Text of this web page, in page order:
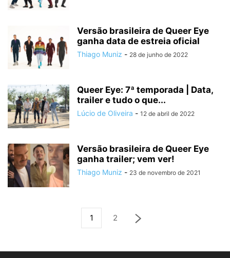
Versão brasileira de Queer Eye
ganha data de estreia oficial
Thiago Muniz - 28 de junho de 2022
Queer Eye: 7ª temporada | Data,
trailer e tudo o que...
Lúcio de Oliveira - 12 de abril de 2022
Versão brasileira de Queer Eye
ganha trailer; vem ver!
Thiago Muniz - 23 de novembro de 2021
1 2